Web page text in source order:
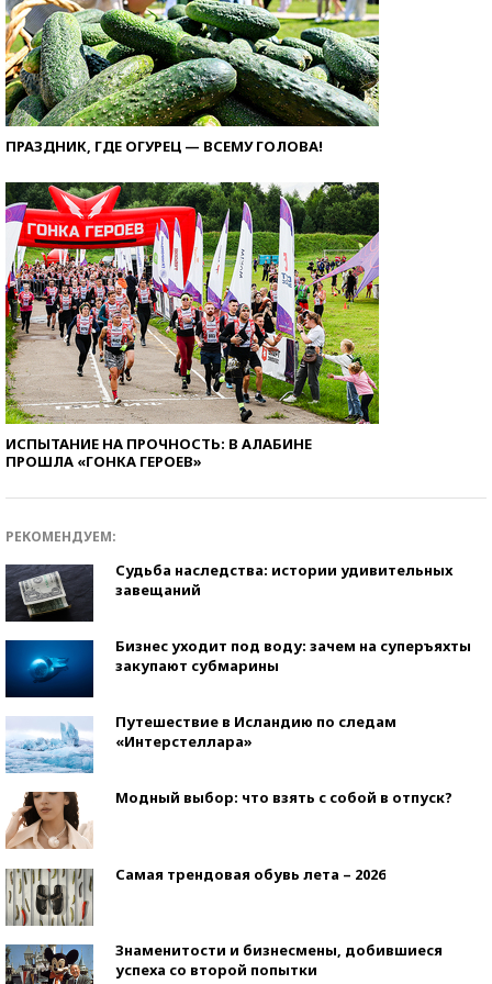
ПРАЗДНИК, ГДЕ ОГУРЕЦ — ВСЕМУ ГОЛОВА!
ИСПЫТАНИЕ НА ПРОЧНОСТЬ: В АЛАБИНЕ
ПРОШЛА «ГОНКА ГЕРОЕВ»
РЕКОМЕНДУЕМ:
Судьба наследства: истории удивительных
завещаний
Бизнес уходит под воду: зачем на суперъяхты
закупают субмарины
Путешествие в Исландию по следам
«Интерстеллара»
Модный выбор: что взять с собой в отпуск?
Самая трендовая обувь лета – 2026
Знаменитости и бизнесмены, добившиеся
успеха со второй попытки